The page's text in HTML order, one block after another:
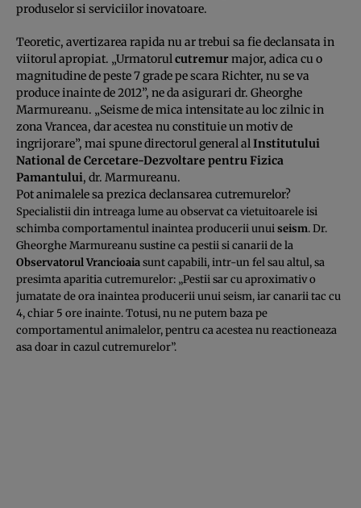
produselor si serviciilor inovatoare.
Teoretic, avertizarea rapida nu ar trebui sa fie declansata in
viitorul apropiat. „Urmatorulcutremurmajor, adica cu o
magnitudine de peste 7 grade pe scara Richter, nu se va
produce inainte de 2012”, ne da asigurari dr. Gheorghe
Marmureanu. „Seisme de mica intensitate au loc zilnic in
zona Vrancea, dar acestea nu constituie un motiv de
ingrijorare”, mai spune directorul general alInstitutului
National de Cercetare-Dezvoltare pentru Fizica
Pamantului, dr. Marmureanu.
Pot animalele sa prezica declansarea cutremurelor?
Specialistii din intreaga lume au observat ca vietuitoarele isi
schimba comportamentul inaintea producerii unuiseism. Dr.
Gheorghe Marmureanu sustine ca pestii si canarii de la
Observatorul Vrancioaiasunt capabili, intr-un fel sau altul, sa
presimta aparitia cutremurelor: „Pestii sar cu aproximativ o
jumatate de ora inaintea producerii unui seism, iar canarii tac cu
4, chiar 5 ore inainte. Totusi, nu ne putem baza pe
comportamentul animalelor, pentru ca acestea nu reactioneaza
asa doar in cazul cutremurelor”.